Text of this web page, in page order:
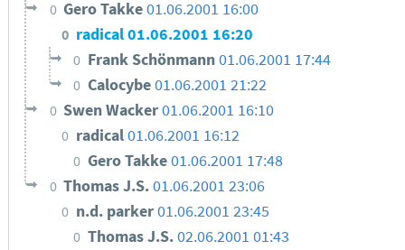
0 Gero Takke01.06.2001 16:00
0 radical01.06.2001 16:20
0 Frank Schönmann01.06.2001 17:44
0 Calocybe01.06.2001 21:22
0 Swen Wacker01.06.2001 16:10
0 radical01.06.2001 16:12
0 Gero Takke01.06.2001 17:48
0 Thomas J.S.01.06.2001 23:06
0 n.d. parker01.06.2001 23:45
0 Thomas J.S.02.06.2001 01:43